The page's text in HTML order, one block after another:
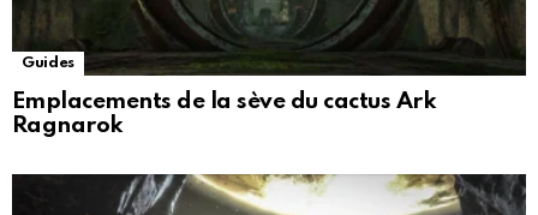
Guides
Emplacements de la sève du cactus Ark
Ragnarok